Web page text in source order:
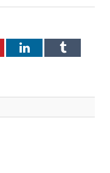
LinkedInTumblr